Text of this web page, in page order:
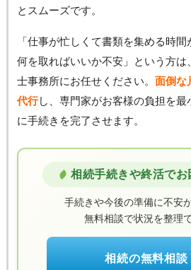
とスムーズです。
「仕事が忙しくて書類を集める時
何を取ればいいか不安」という方
士事務所にお任せください。 面倒な
代行し、専門家がお客様の負担を最
に手続きを完了させます。
相続手続きや終活でお
手続きや今後の準備に不安
無料相談で状況を整理
相続の無料相談